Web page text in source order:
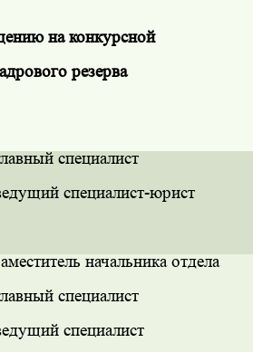
на конкурсной
резерва
специалист
специалист-юрист
начальника отдела
специалист
специалист